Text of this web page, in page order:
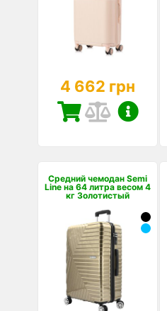
4 662 грн
Средний чемодан Semi
Line на 64 литра весом 4
кг Золотистый